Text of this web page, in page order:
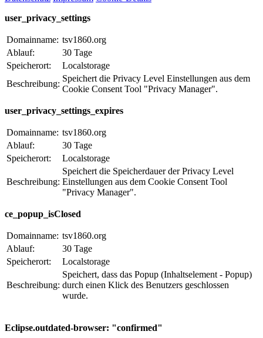
user_privacy_settings
Domainname: tsv1860.org
Ablauf:
30 Tage
Speicherort:
Localstorage
Beschreibung:
Speichert die Privacy Level Einstellungen aus dem
Cookie Consent Tool "Privacy Manager".
user_privacy_settings_expires
Domainname: tsv1860.org
Ablauf:
30 Tage
Speicherort:
Localstorage
Beschreibung:
Speichert die Speicherdauer der Privacy Level
Einstellungen aus dem Cookie Consent Tool
"Privacy Manager".
ce_popup_isClosed
Domainname: tsv1860.org
Ablauf:
30 Tage
Speicherort:
Localstorage
Beschreibung:
Speichert, dass das Popup (Inhaltselement - Popup)
durch einen Klick des Benutzers geschlossen
wurde.
Eclipse.outdated-browser: "confirmed"